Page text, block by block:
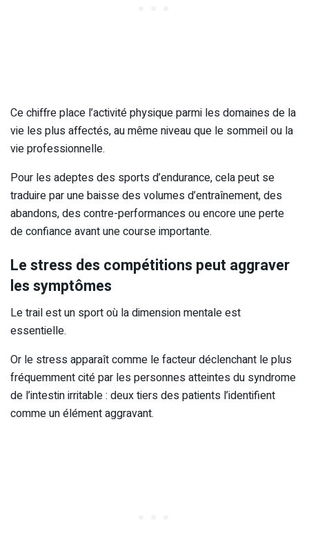
Ce chiffre place l’activité physique parmi les domaines de la
vie les plus affectés, au même niveau que le sommeil ou la
vie professionnelle.
Pour les adeptes des sports d’endurance, cela peut se
traduire par une baisse des volumes d’entraînement, des
abandons, des contre-performances ou encore une perte
de confiance avant une course importante.
Le stress des compétitions peut aggraver
les symptômes
Le trail est un sport où la dimension mentale est
essentielle.
Or le stress apparaît comme le facteur déclenchant le plus
fréquemment cité par les personnes atteintes du syndrome
de l’intestin irritable : deux tiers des patients l’identifient
comme un élément aggravant.